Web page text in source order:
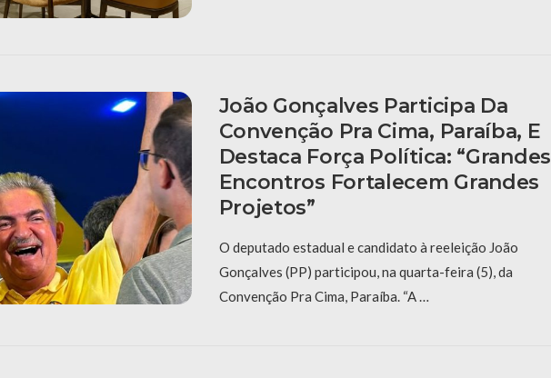
João Gonçalves Participa Da
Convenção Pra Cima, Paraíba, E
Destaca Força Política: “grandes
Encontros Fortalecem Grandes
Projetos”
O deputado estadual e candidato à reeleição João
Gonçalves (PP) participou, na quarta-feira (5), da
Convenção Pra Cima, Paraíba. “A …